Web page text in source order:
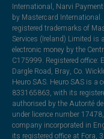
International, Narvi
by Mastercard
registered trademarks of
Services (Ireland) Limited
electronic money by the
C175999. Registered office:
Dargle Road, Bray, Co.
Heuro SAS. Heuro SAS is a
833165863, with its
authorised by the Autorité
under licence number
company incorporated in
its registered office at Fora,